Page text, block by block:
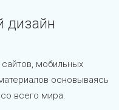
дизайн
мобильных
основываясь
всего мира.